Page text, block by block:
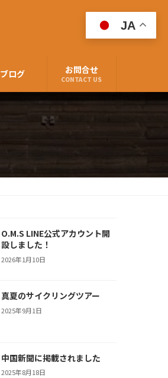
ブログ お問合せ
CONTACT US
O.M.S LINE公式アカウント開
設しました！
2026年1月10日
真夏のサイクリングツアー
2025年9月1日
中国新聞に掲載されました
2025年8月18日
JA